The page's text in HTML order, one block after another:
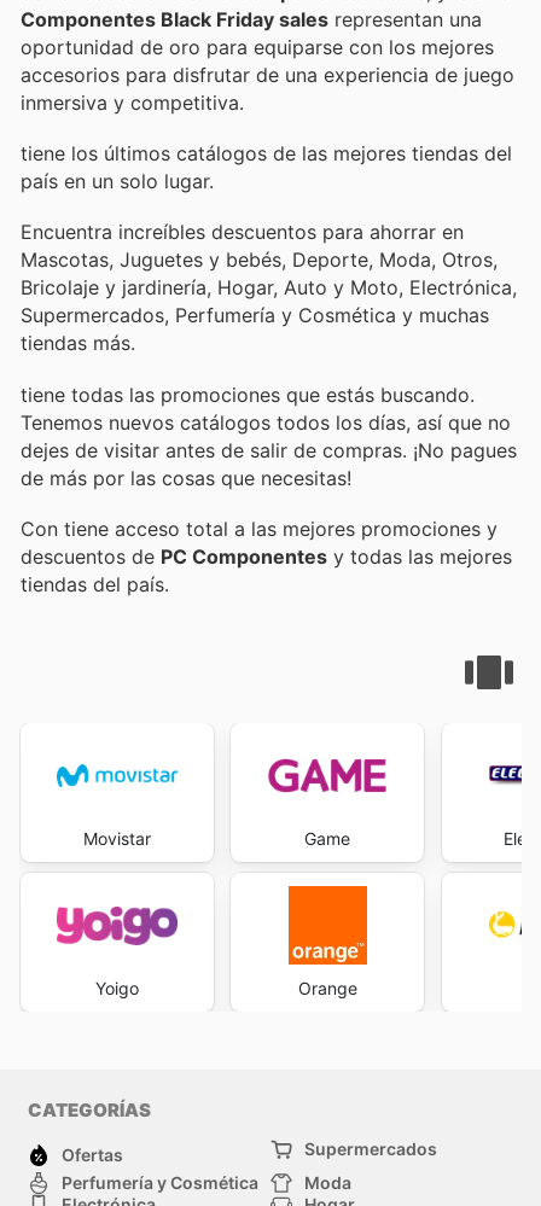
Componentes Black Friday sales representan una
oportunidad de oro para equiparse con los mejores
accesorios para disfrutar de una experiencia de juego
inmersiva y competitiva.
tiene los últimos catálogos de las mejores tiendas del
país en un solo lugar.
Encuentra increíbles descuentos para ahorrar en
Mascotas, Juguetes y bebés, Deporte, Moda, Otros,
Bricolaje y jardinería, Hogar, Auto y Moto, Electrónica,
Supermercados, Perfumería y Cosmética y muchas
tiendas más.
tiene todas las promociones que estás buscando.
Tenemos nuevos catálogos todos los días, así que no
dejes de visitar antes de salir de compras. ¡No pagues
de más por las cosas que necesitas!
Con tiene acceso total a las mejores promociones y
descuentos de PC Componentes y todas las mejores
tiendas del país.
Movistar
Yoigo
Game
Orange
CATEGORÍAS
Ofertas
Supermercados
Perfumería y Cosmética
Moda